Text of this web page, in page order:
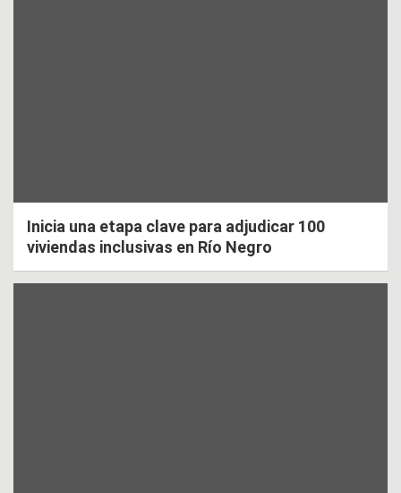
Inicia una etapa clave para adjudicar 100
viviendas inclusivas en Río Negro